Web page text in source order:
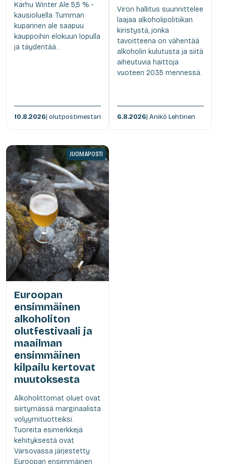
Karhu Winter Ale 5,5 % -
kausioluella. Tumman
kuparinen ale saapuu
kauppoihin elokuun lopulla
ja täydentää...
10.8.2026| olutpostimestari
Viron hallitus suunnittelee
laajaa alkoholipolitiikan
kiristystä, jonka
tavoitteena on vähentää
alkoholin kulutusta ja siitä
aiheutuvia haittoja
vuoteen 2035 mennessä.
6.8.2026| Anikó Lehtinen
JUOMAPOSTI
Euroopan
ensimmäinen
alkoholiton
olutfestivaali ja
maailman
ensimmäinen
kilpailu kertovat
muutoksesta
Alkoholittomat oluet ovat
siirtymässä marginaalista
volyymituotteiksi.
Tuoreita esimerkkejä
kehityksestä ovat
Varsovassa järjestetty
Euroopan ensimmäinen